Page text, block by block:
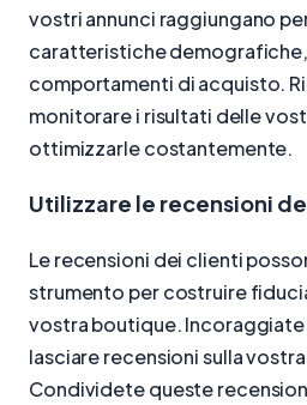
vostri annunci raggiungano
caratteristiche
comportamenti di acquisto.
monitorare i risultati delle
ottimizzarle costantemente.
Utilizzare le recensioni
Le recensioni dei clienti
strumento per costruire
vostra boutique. Incoraggiate
lasciare recensioni sulla
Condividete queste